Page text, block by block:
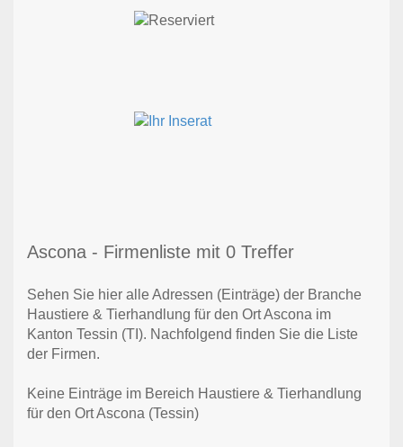
Ascona - Firmenliste mit 0 Treffer
Sehen Sie hier alle Adressen (Einträge) der Branche
Haustiere & Tierhandlung für den Ort Ascona im
Kanton Tessin (TI). Nachfolgend finden Sie die Liste
der Firmen.
Keine Einträge im Bereich Haustiere & Tierhandlung
für den Ort Ascona (Tessin)